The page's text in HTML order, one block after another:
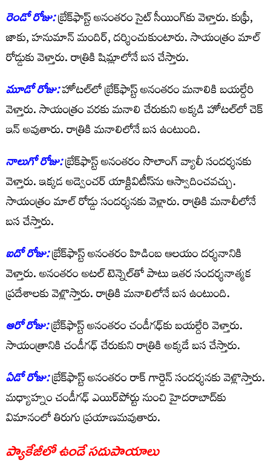
రెండో రోజు:బ్రేక్‌ఫాస్ట్ అనంతరం సైట్ సీయింగ్‌కు వెళ్తారు. కుఫ్రీ,
జాకు, హనుమాన్ మందిర్, దర్శించుకుంటారు. సాయంత్రం మాల్
రోడ్డుకు వెళ్తారు. రాత్రికి షిమ్లాలోనే బస చేస్తారు.
మూడో రోజు:హోటల్‌లో బ్రేక్‌ఫాస్ట్ అనంతరం మనాలికి బయల్దేరి
వెళ్తారు. సాయంత్రం వరకు మనాలి చేరుకుని అక్కడి హోటల్‌లో చెక్
ఇన్ అవుతారు. రాత్రికి మనాలిలోనే బస ఉంటుంది.
నాలుగో రోజు:బ్రేక్‌ఫాస్ట్ అనంతరం సొలాంగ్ వ్యాలీ సందర్శనకు
వెళ్తారు. ఇక్కడ అడ్వెంచర్ యాక్టివిటీస్‌ను ఆస్వాదించవచ్చు.
సాయంత్రం మాల్ రోడ్డు సందర్శనకు వెళ్లారు. రాత్రికి మనాలీలోనే
బస చేస్తారు.
ఐదో రోజు:బ్రేక్‌ఫాస్ట్ అనంతరం హిడింబ ఆలయం దర్శనానికి
వెళ్తారు. అనంతరం అటల్ టెన్నెల్‌తో పాటు ఇతర సందర్శనాత్మక
ప్రదేశాలకు వెళ్లొస్తారు. రాత్రికి మనాలిలోనే బస ఉంటుంది.
ఆరో రోజు:బ్రేక్‌ఫాస్ట్ అనంతరం చండీగఢ్‌కు బయల్దేరి వెళ్తారు.
సాయంత్రానికి చండీగఢ్ చేరుకుని రాత్రికి అక్కడే బస చేస్తారు.
ఏడో రోజు:బ్రేక్‌ఫాస్ట్ అనంతరం రాక్ గార్డెన్ సందర్శనకు వెళ్లొస్తారు.
మధ్యాహ్నం చండీగఢ్ ఎయిర్‌పోర్టు నుంచి హైదరాబాద్‌కు
విమానంలో తిరుగు ప్రయాణమవుతారు.
ప్యాకేజీలో ఉండే సదుపాయాలు